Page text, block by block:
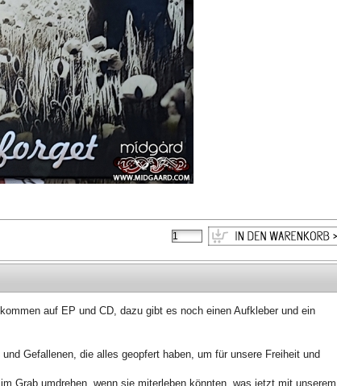
auf EP und CD, dazu gibt es noch einen Aufkleber und ein
Gefallenen, die alles geopfert haben, um für unsere Freiheit und
Grab umdrehen, wenn sie miterleben könnten, was jetzt mit unserem